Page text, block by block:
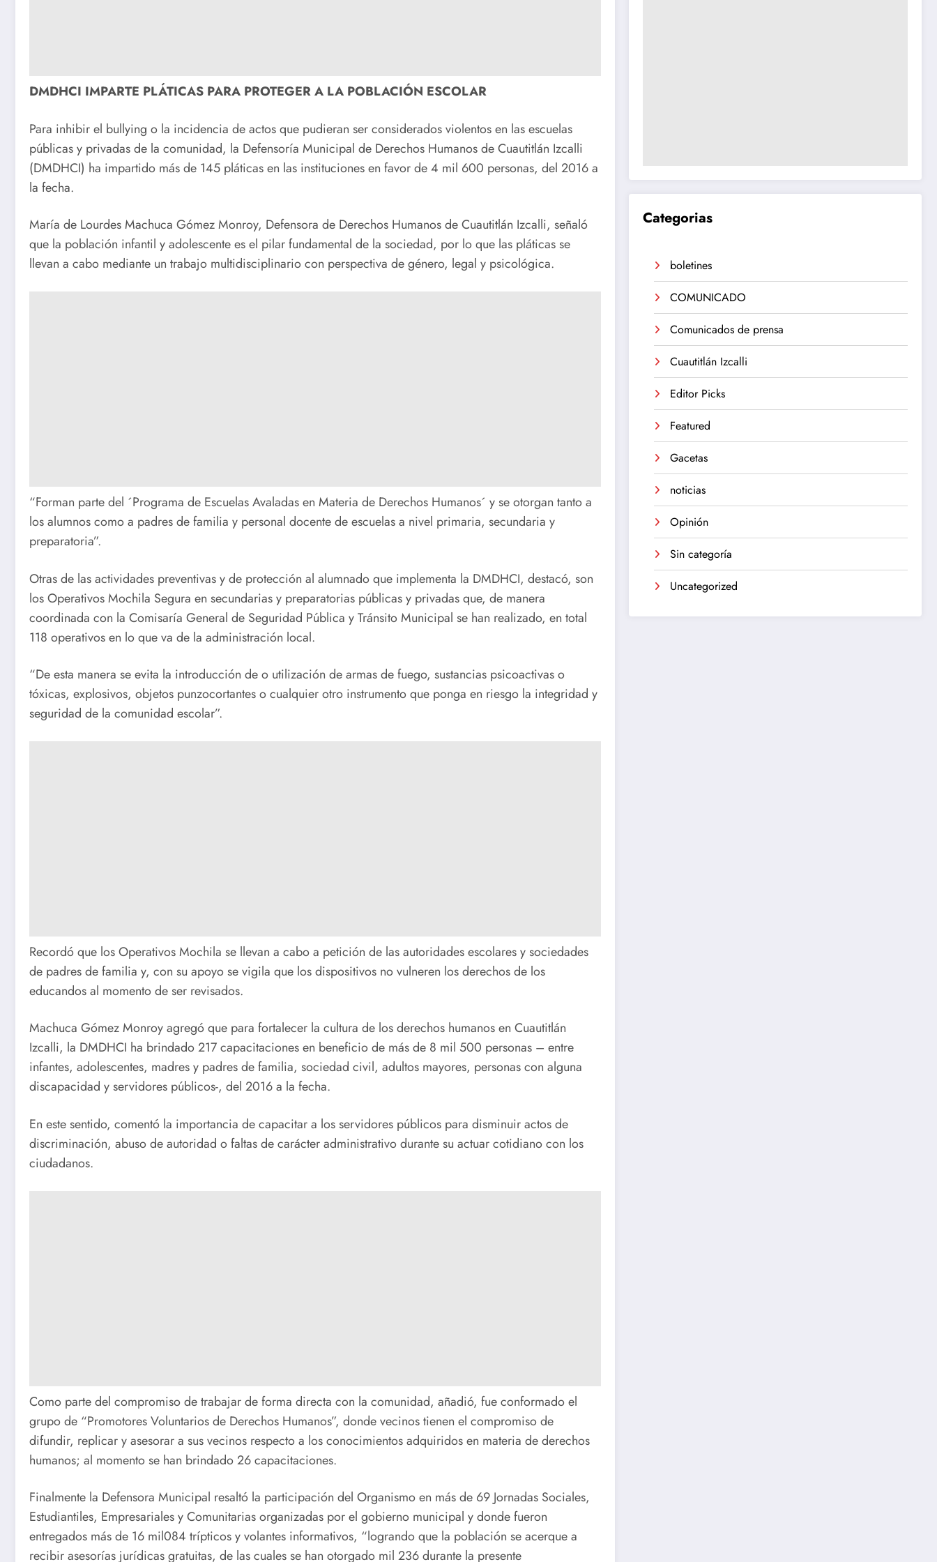
DMDHCI IMPARTE PLÁTICAS PARA PROTEGER A LA POBLACIÓN ESCOLAR
Para inhibir el bullying o la incidencia de actos que pudieran ser considerados violentos en las escuelas
públicas y privadas de la comunidad, la Defensoría Municipal de Derechos Humanos de Cuautitlán Izcalli
(DMDHCI) ha impartido más de 145 pláticas en las instituciones en favor de 4 mil 600 personas, del 2016 a
la fecha.
María de Lourdes Machuca Gómez Monroy, Defensora de Derechos Humanos de Cuautitlán Izcalli, señaló
que la población infantil y adolescente es el pilar fundamental de la sociedad, por lo que las pláticas se
llevan a cabo mediante un trabajo multidisciplinario con perspectiva de género, legal y psicológica.
“Forman parte del ´Programa de Escuelas Avaladas en Materia de Derechos Humanos´ y se otorgan tanto a
los alumnos como a padres de familia y personal docente de escuelas a nivel primaria, secundaria y
preparatoria”.
Otras de las actividades preventivas y de protección al alumnado que implementa la DMDHCI, destacó, son
los Operativos Mochila Segura en secundarias y preparatorias públicas y privadas que, de manera
coordinada con la Comisaría General de Seguridad Pública y Tránsito Municipal se han realizado, en total
118 operativos en lo que va de la administración local.
“De esta manera se evita la introducción de o utilización de armas de fuego, sustancias psicoactivas o
tóxicas, explosivos, objetos punzocortantes o cualquier otro instrumento que ponga en riesgo la integridad y
seguridad de la comunidad escolar”.
Recordó que los Operativos Mochila se llevan a cabo a petición de las autoridades escolares y sociedades
de padres de familia y, con su apoyo se vigila que los dispositivos no vulneren los derechos de los
educandos al momento de ser revisados.
Machuca Gómez Monroy agregó que para fortalecer la cultura de los derechos humanos en Cuautitlán
Izcalli, la DMDHCI ha brindado 217 capacitaciones en beneficio de más de 8 mil 500 personas – entre
infantes, adolescentes, madres y padres de familia, sociedad civil, adultos mayores, personas con alguna
discapacidad y servidores públicos-, del 2016 a la fecha.
En este sentido, comentó la importancia de capacitar a los servidores públicos para disminuir actos de
discriminación, abuso de autoridad o faltas de carácter administrativo durante su actuar cotidiano con los
ciudadanos.
Como parte del compromiso de trabajar de forma directa con la comunidad, añadió, fue conformado el
grupo de “Promotores Voluntarios de Derechos Humanos”, donde vecinos tienen el compromiso de
difundir, replicar y asesorar a sus vecinos respecto a los conocimientos adquiridos en materia de derechos
humanos; al momento se han brindado 26 capacitaciones.
Finalmente la Defensora Municipal resaltó la participación del Organismo en más de 69 Jornadas Sociales,
Estudiantiles, Empresariales y Comunitarias organizadas por el gobierno municipal y donde fueron
entregados más de 16 mil084 trípticos y volantes informativos, “logrando que la población se acerque a
recibir asesorías jurídicas gratuitas, de las cuales se han otorgado mil 236 durante la presente
Categorias
boletines
COMUNICADO
Comunicados de prensa
Cuautitlán Izcalli
Editor Picks
Featured
Gacetas
noticias
Opinión
Sin categoría
Uncategorized